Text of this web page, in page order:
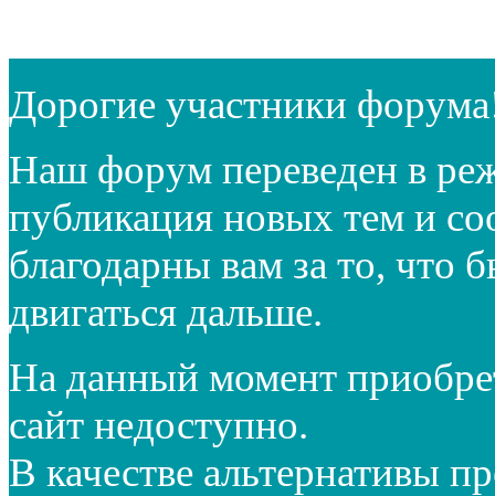
Дорогие участники
Наш форум переведен в
публикация новых тем и
благодарны вам за то, что
двигаться дальше.
На данный момент
сайт недоступно.
В качестве альтернативы